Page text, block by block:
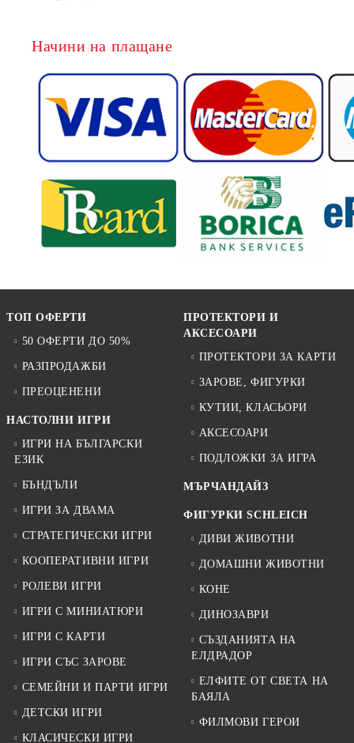
Начини на плащане
ТОП ОФЕРТИ
50 ОФЕРТИ ДО 50%
РАЗПРОДАЖБИ
ПРЕОЦЕНЕНИ
НАСТОЛНИ ИГРИ
ИГРИ НА БЪЛГАРСКИ
ЕЗИК
БЪНДЪЛИ
ИГРИ ЗА ДВАМА
СТРАТЕГИЧЕСКИ ИГРИ
КООПЕРАТИВНИ ИГРИ
РОЛЕВИ ИГРИ
ИГРИ С МИНИАТЮРИ
ИГРИ С КАРТИ
ИГРИ СЪС ЗАРОВЕ
СЕМЕЙНИ И ПАРТИ ИГРИ
ДЕТСКИ ИГРИ
КЛАСИЧЕСКИ ИГРИ
ПРОТЕКТОРИ И
АКСЕСОАРИ
ПРОТЕКТОРИ ЗА КАРТИ
ЗАРОВЕ, ФИГУРКИ
КУТИИ, КЛАСЬОРИ
АКСЕСОАРИ
ПОДЛОЖКИ ЗА ИГРА
МЪРЧАНДАЙЗ
ФИГУРКИ SCHLEICH
ДИВИ ЖИВОТНИ
ДОМАШНИ ЖИВОТНИ
КОНЕ
ДИНОЗАВРИ
СЪЗДАНИЯТА НА
ЕЛДРАДОР
ЕЛФИТЕ ОТ СВЕТА НА
БАЯЛА
ФИЛМОВИ ГЕРОИ